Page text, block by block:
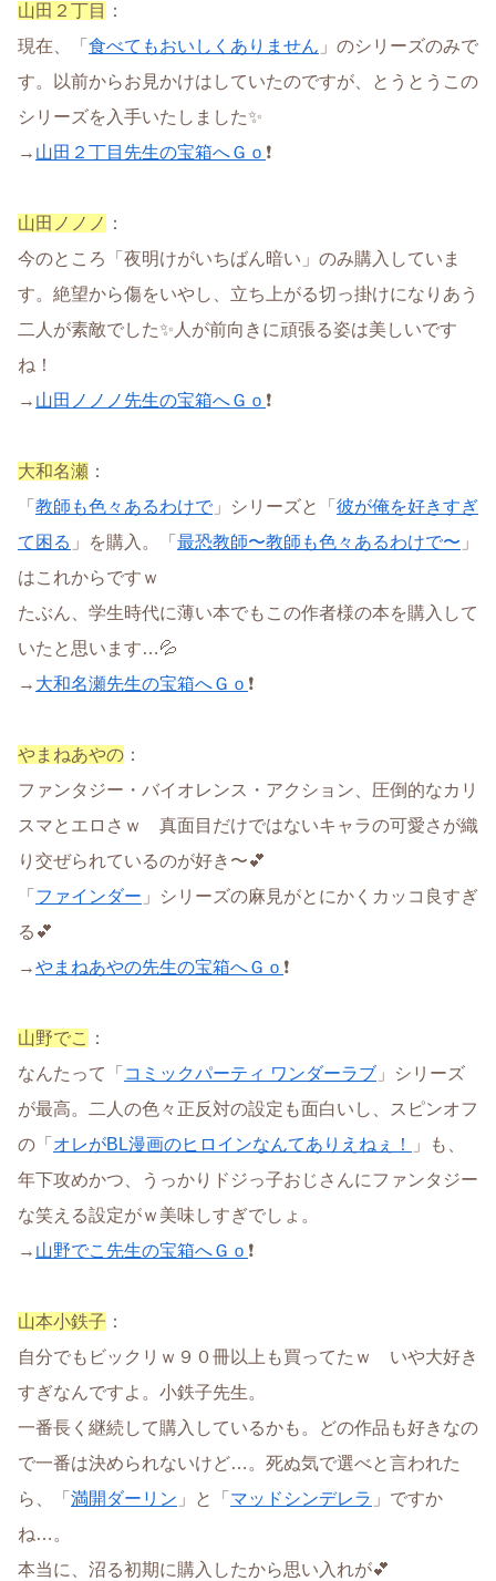
山田２丁目
：
現在、「 食べてもおいしくありません 」のシリーズのみで
す。以前からお見かけはしていたのですが、とうとうこの
シリーズを入手いたしました✨
→ 山田２丁目先生の宝箱へＧｏ ❗
山田ノノノ ：
今のところ「夜明けがいちばん暗い」のみ購入していま
す。絶望から傷をいやし、立ち上がる切っ掛けになりあう
二人が素敵でした✨人が前向きに頑張る姿は美しいです
ね！
→ 山田ノノノ先生の宝箱へＧｏ ❗️
大和名瀬 ：
「 教師も色々あるわけで」シリーズと「 彼が俺を好きすぎ
て困る 」を購入。「 最恐教師〜教師も色々あるわけで〜 」
はこれからですｗ
たぶん、学生時代に薄い本でもこの作者様の本を購入して
いたと思います…💦
→ 大和名瀬先生の宝箱へＧｏ ❗
やまねあやの ：
ファンタジー・バイオレンス・アクション、圧倒的なカリ
スマとエロさｗ 真面目だけではないキャラの可愛さが織
り交ぜられているのが好き〜💕
「 ファインダー 」シリーズの麻見がとにかくカッコ良すぎ
る💕
→やまねあやの先生の宝箱へＧｏ ❗
山野でこ
：
なんたって「 コミックパーティ ワンダーラブ 」シリーズ
が最高。二人の色々正反対の設定も面白いし、スピンオフ
の「 オレがBL漫画のヒロインなんてありえねぇ！
」も、
年下攻めかつ、うっかりドジっ子おじさんにファンタジー
な笑える設定がｗ美味しすぎでしょ。
→ 山野でこ先生の宝箱へＧｏ ❗
山本小鉄子 ：
自分でもビックリｗ９０冊以上も買ってたｗ いや大好き
すぎなんですよ。小鉄子先生。
一番長く継続して購入しているかも。どの作品も好きなの
で一番は決められないけど…。死ぬ気で選べと言われた
ら、「 満開ダーリン 」と「 マッドシンデレラ 」ですか
ね…。
本当に、沼る初期に購入したから思い入れが💕